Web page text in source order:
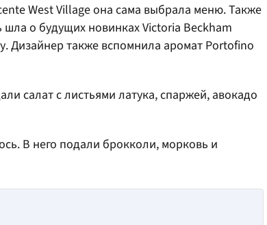
West Village она сама выбрала меню. Также
шла о будущих новинках Victoria Beckham
Дизайнер также вспомнила аромат Portofino
салат с листьями латука, спаржей, авокадо
В него подали брокколи, морковь и